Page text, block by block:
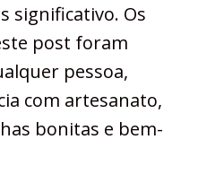
significativo. Os
post foram
pessoa,
com artesanato,
bonitas e bem-